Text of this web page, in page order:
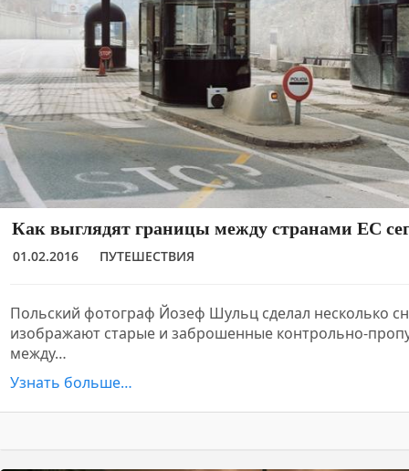
Как выглядят границы между странами ЕС
01.02.2016 ПУТЕШЕСТВИЯ
Польский фотограф Йозеф Шульц сделал несколько
изображают старые и заброшенные контрольно-
между…
Узнать больше…